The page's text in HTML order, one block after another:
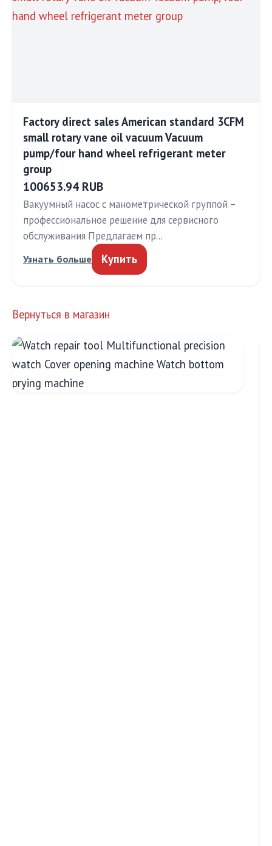
Factory direct sales American standard 3CFM
small rotary vane oil vacuum Vacuum
pump/four hand wheel refrigerant meter
group
100653.94 RUB
Вакуумный насос с манометрической группой –
профессиональное решение для сервисного
обслуживания Предлагаем пр…
Узнать больше Купить
Вернуться в магазин